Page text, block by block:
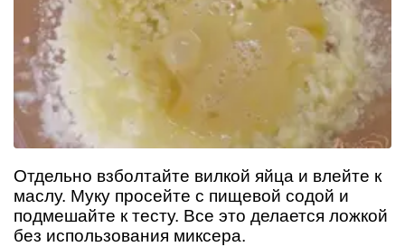
Отдельно взболтайте вилкой яйца и влейте к
маслу. Муку просейте с пищевой содой и
подмешайте к тесту. Все это делается ложкой
без использования миксера.